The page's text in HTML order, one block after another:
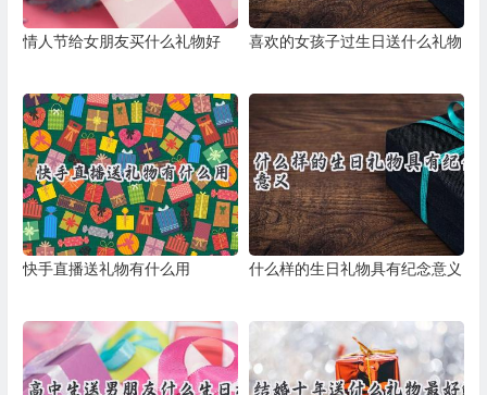
情人节给女朋友买什么礼物好 喜欢的女孩子过生日送什么礼物
快手直播送礼物有什么用 什么样的生日礼物具有纪念意义